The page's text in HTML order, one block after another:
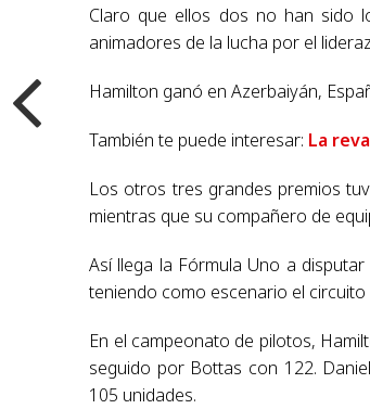
Claro que ellos dos no han sido
animadores de la lucha por el
Hamilton ganó en Azerbaiyán,
También te puede interesar: La
Los otros tres grandes premios
mientras que su compañero de
Así llega la Fórmula Uno a
teniendo como escenario el
En el campeonato de pilotos,
seguido por Bottas con 122.
105 unidades.